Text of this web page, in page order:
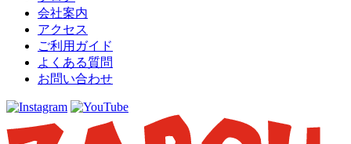
会社案内
アクセス
ご利用ガイド
よくある質問
お問い合わせ